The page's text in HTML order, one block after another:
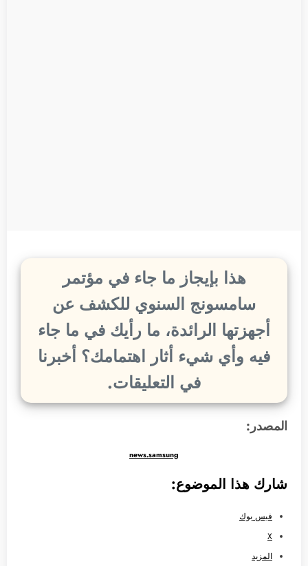
هذا بإيجاز ما جاء في مؤتمر
سامسونج السنوي للكشف عن
أجهزتها الرائدة، ما رأيك في ما جاء
فيه وأي شيء أثار اهتمامك؟ أخبرنا
في التعليقات.
المصدر:
news.samsung
شارك هذا الموضوع:
فيس بوك
X
المزيد